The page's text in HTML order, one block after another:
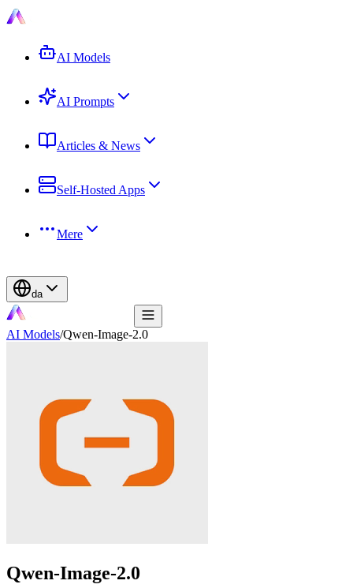
AI Models
AI Prompts
Articles & News
Self-Hosted Apps
Mere
da
AI Models/Qwen-Image-2.0
Qwen-Image-2.0